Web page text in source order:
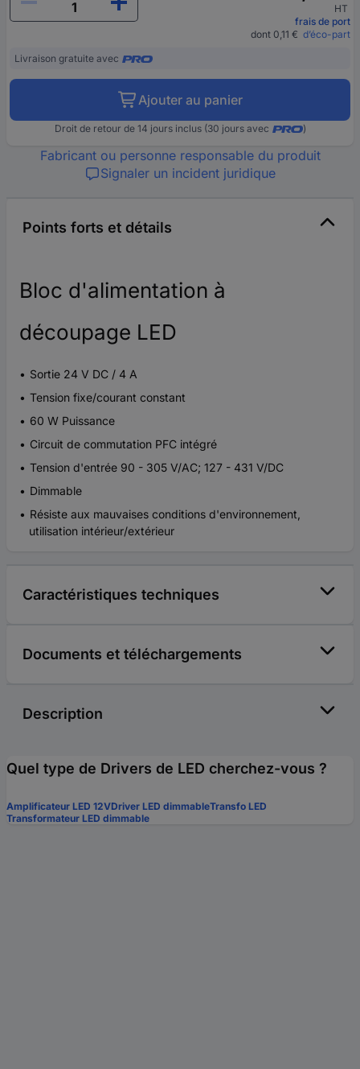
HT
frais de port
dont 0,11 € d’éco-part
Livraison gratuite avec
Ajouter au panier
Droit de retour de 14 jours inclus (30 jours avec )
Fabricant ou personne responsable du produit
Signaler un incident juridique
Points forts et détails
Bloc d'alimentation à
découpage LED
Sortie 24 V DC / 4 A
Tension fixe/courant constant
60 W Puissance
Circuit de commutation PFC intégré
Tension d'entrée 90 - 305 V/AC; 127 - 431 V/DC
Dimmable
Résiste aux mauvaises conditions d'environnement,
utilisation intérieur/extérieur
Caractéristiques techniques
Documents et téléchargements
Description
Quel type de Drivers de LED cherchez-vous ?
Amplificateur LED 12VDriver LED dimmableTransfo LED
Transformateur LED dimmable